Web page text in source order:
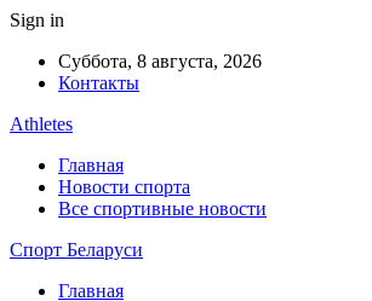
Sign in
Суббота, 8 августа, 2026
Контакты
Athletes
Главная
Новости спорта
Все спортивные новости
Спорт Беларуси
Главная